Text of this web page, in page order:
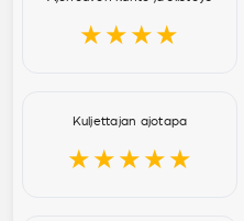
★★★★
Kuljettajan ajotapa
★★★★★